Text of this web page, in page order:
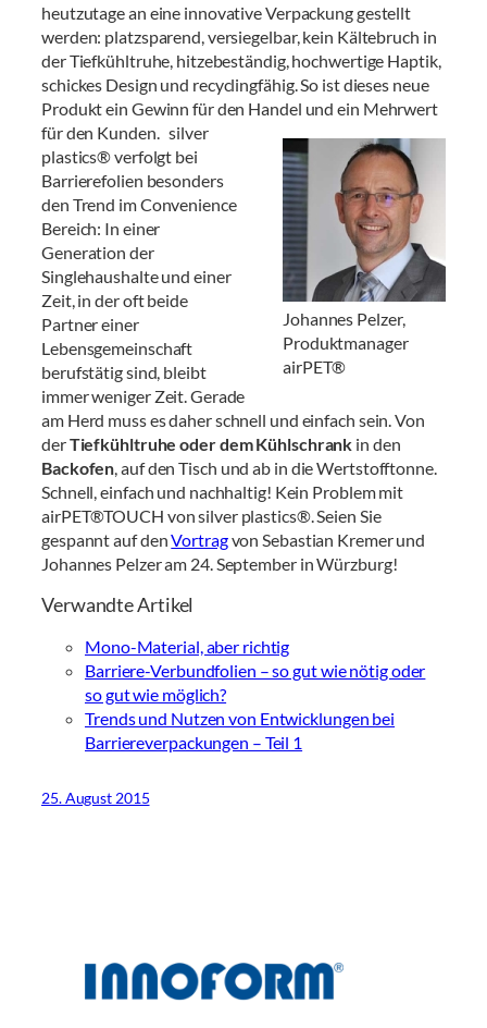
heutzutage an eine innovative Verpackung gestellt
werden: platzsparend, versiegelbar, kein Kältebruch in
der Tiefkühltruhe, hitzebeständig, hochwertige Haptik,
schickes Design und recyclingfähig. So ist dieses neue
Produkt ein Gewinn für den Handel und ein Mehrwert
für den Kunden.
Johannes Pelzer,
Produktmanager
airPET®
silver
plastics® verfolgt bei
Barrierefolien besonders
den Trend im Convenience
Bereich: In einer
Generation der
Singlehaushalte und einer
Zeit, in der oft beide
Partner einer
Lebensgemeinschaft
berufstätig sind, bleibt
immer weniger Zeit. Gerade
am Herd muss es daher schnell und einfach sein. Von
derTiefkühltruhe oder dem Kühlschrank in den
Backofen , auf den Tisch und ab in die Wertstofftonne.
Schnell, einfach und nachhaltig! Kein Problem mit
airPET®TOUCH von silver plastics®. Seien Sie
gespannt auf denVortragvon Sebastian Kremer und
Johannes Pelzer am 24. September in Würzburg!
Verwandte Artikel
Mono-Material, aber richtig
Barriere-Verbundfolien – so gut wie nötig oder
so gut wie möglich?
Trends und Nutzen von Entwicklungen bei
Barriereverpackungen – Teil 1
25. August 2015